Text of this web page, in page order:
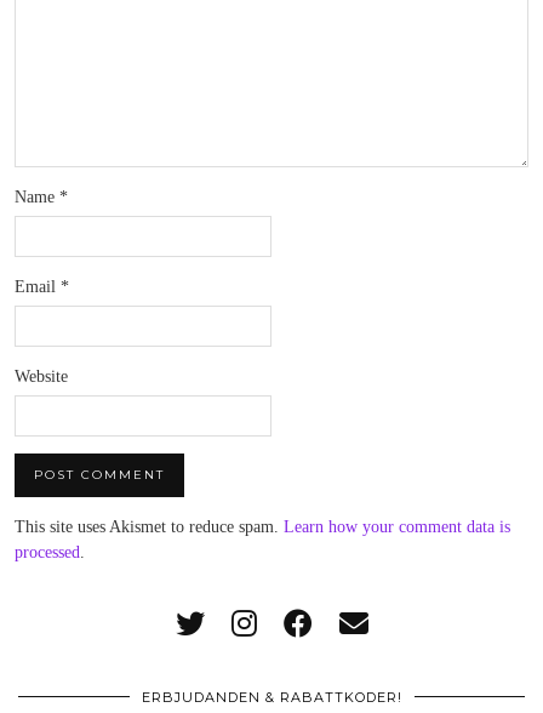
Name *
Email *
Website
This site uses Akismet to reduce spam. Learn how your comment data is
processed.
ERBJUDANDEN & RABATTKODER!